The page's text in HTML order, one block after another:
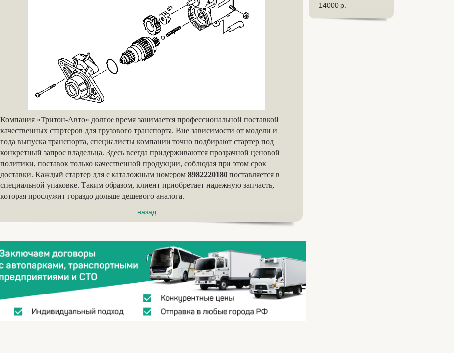
Компания «Тритон-Авто» долгое время занимается профессиональной поставкой
качественных стартеров для грузового транспорта. Вне зависимости от модели и
года выпуска транспорта, специалисты компании точно подбирают стартер под
конкретный запрос владельца. Здесь всегда придерживаются прозрачной ценовой
политики, поставок только качественной продукции, соблюдая при этом срок
доставки. Каждый стартер для с каталожным номером 8982220180 поставляется в
специальной упаковке. Таким образом, клиент приобретает надежную запчасть,
которая прослужит гораздо дольше дешевого аналога.
назад
14000 р.